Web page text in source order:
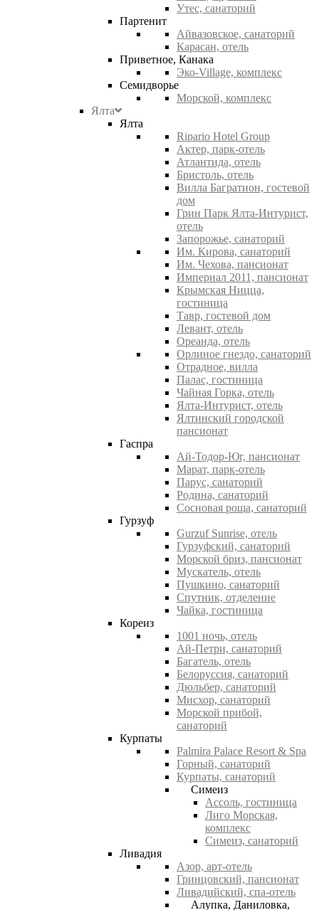
Утес, санаторий
Партенит
Айвазовское, санаторий
Карасан, отель
Приветное, Канака
Эко-Village, комплекс
Семидворье
Морской, комплекс
Ялта
Ялта
Ripario Hotel Group
Актер, парк-отель
Атлантида, отель
Бристоль, отель
Вилла Багратион, гостевой
дом
Грин Парк Ялта-Интурист,
отель
Запорожье, санаторий
Им. Кирова, санаторий
Им. Чехова, пансионат
Империал 2011, пансионат
Крымская Ницца,
гостиница
Тавр, гостевой дом
Левант, отель
Ореанда, отель
Орлиное гнездо, санаторий
Отрадное, вилла
Палас, гостиница
Чайная Горка, отель
Ялта-Интурист, отель
Ялтинский городской
пансионат
Гаспра
Ай-Тодор-Юг, пансионат
Марат, парк-отель
Парус, санаторий
Родина, санаторий
Сосновая роща, санаторий
Гурзуф
Gurzuf Sunrise, отель
Гурзуфский, санаторий
Морской бриз, пансионат
Мускатель, отель
Пушкино, санаторий
Спутник, отделение
Чайка, гостиница
Кореиз
1001 ночь, отель
Ай-Петри, санаторий
Багатель, отель
Белоруссия, санаторий
Дюльбер, санаторий
Мисхор, санаторий
Морской прибой,
санаторий
Курпаты
Palmira Palace Resort & Spa
Горный, санаторий
Курпаты, санаторий
Симеиз
Ассоль, гостиница
Лиго Морская,
комплекс
Симеиз, санаторий
Ливадия
Азор, арт-отель
Гринцовский, пансионат
Ливадийский, спа-отель
Алупка, Даниловка,